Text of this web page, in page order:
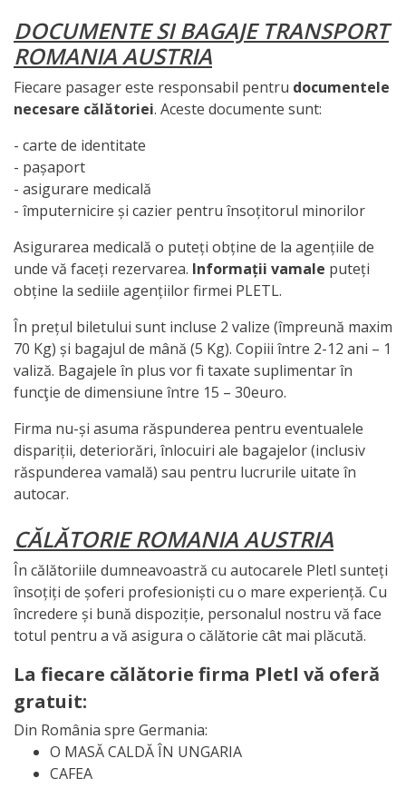
DOCUMENTE SI BAGAJE TRANSPORT
ROMANIA AUSTRIA
Fiecare pasager este responsabil pentru documentele
necesare călătoriei. Aceste documente sunt:
- carte de identitate
- pașaport
- asigurare medicală
- împuternicire și cazier pentru însoțitorul minorilor
Asigurarea medicală o puteți obține de la agențiile de
unde vă faceți rezervarea. Informații vamale puteți
obține la sediile agențiilor firmei PLETL.
În prețul biletului sunt incluse 2 valize (împreună maxim
70 Kg) și bagajul de mână (5 Kg). Copiii între 2-12 ani – 1
valiză. Bagajele în plus vor fi taxate suplimentar în
funcţie de dimensiune între 15 – 30euro.
Firma nu-și asuma răspunderea pentru eventualele
dispariții, deteriorări, înlocuiri ale bagajelor (inclusiv
răspunderea vamală) sau pentru lucrurile uitate în
autocar.
CĂLĂTORIE ROMANIA AUSTRIA
În călătoriile dumneavoastră cu autocarele Pletl sunteți
însoțiți de șoferi profesioniști cu o mare experiență. Cu
încredere și bună dispoziție, personalul nostru vă face
totul pentru a vă asigura o călătorie cât mai plăcută.
La fiecare călătorie firma Pletl vă oferă
gratuit:
Din România spre Germania:
O MASĂ CALDĂ ÎN UNGARIA
CAFEA